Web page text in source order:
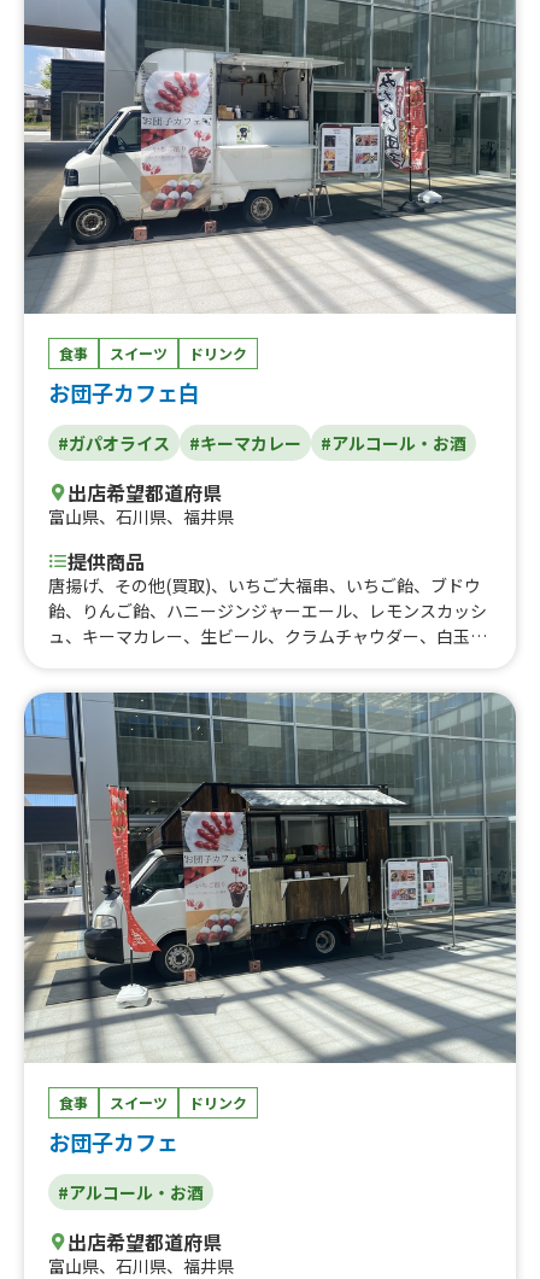
食事 スイーツ ドリンク
お団子カフェ白
#ガパオライス #キーマカレー #アルコール・お酒
出店希望都道府県
富山県、 石川県、 福井県
提供商品
唐揚げ、その他(買取)、いちご大福串、いちご飴、ブドウ
飴、りんご飴、ハニージンジャーエール、レモンスカッシ
ュ、キーマカレー、生ビール、クラムチャウダー、白玉ぜ
子風呂、加賀棒茶ラテ、コーヒー
食事 スイーツ ドリンク
お団子カフェ
#アルコール・お酒
出店希望都道府県
富山県、 石川県、 福井県